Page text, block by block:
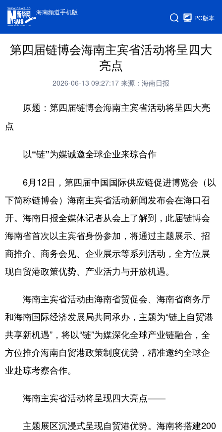
海南频道手机版
PC版本
第四届链博会海南主宾省活动将呈四大
亮点
2026-06-13 09:27:17 来源：海南日报
原题：第四届链博会海南主宾省活动将呈四大亮
点
以“链”为媒诚邀全球企业来琼合作
6月12日，第四届中国国际供应链促进博览会（以
下简称链博会）海南主宾省活动新闻发布会在海口召
开。海南日报全媒体记者从会上了解到，此届链博会
海南省首次以主宾省身份参加，将通过主题展示、招
商推介、商务会见、企业展示等系列活动，全方位展
现自贸港政策优势、产业活力与开放机遇。
海南主宾省活动由海南省贸促会、海南省商务厅
和海南国际经济发展局共同承办，主题为“链上自贸港
共享新机遇”，将以“链”为媒深化全球产业链融合，全
方位推介海南自贸港政策制度优势，精准邀约全球企
业赴琼考察合作。
海南主宾省活动将呈现四大亮点——
主题展区沉浸式呈现自贸港优势。海南将搭建200